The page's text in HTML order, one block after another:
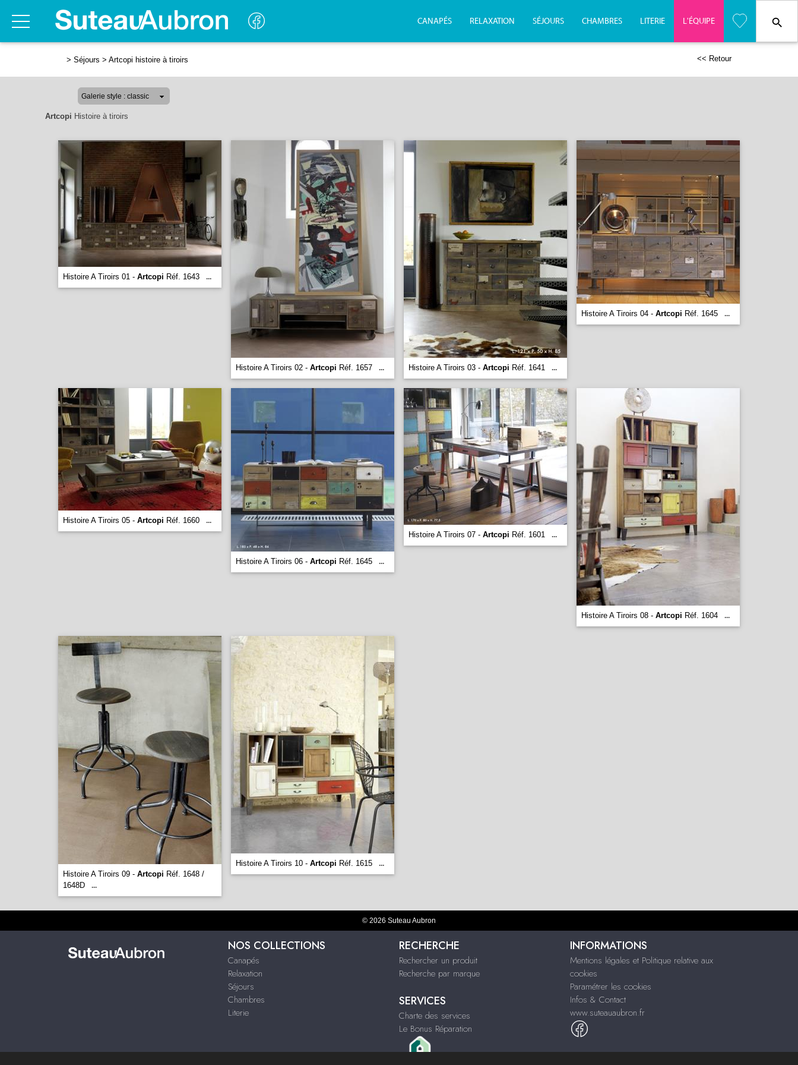
CANAPÉS RELAXATION SÉJOURS CHAMBRES LITERIE L'ÉQUIPE
> Séjours > Artcopi histoire à tiroirs << Retour
Artcopi Histoire à tiroirs
Histoire A Tiroirs 01 - Artcopi Réf. 1643 ...
Histoire A Tiroirs 02 - Artcopi Réf. 1657 ... Histoire A Tiroirs 03 - Artcopi Réf. 1641 ...
Histoire A Tiroirs 04 - Artcopi Réf. 1645 ...
Histoire A Tiroirs 05 - Artcopi Réf. 1660 ...
Histoire A Tiroirs 06 - Artcopi Réf. 1645 ...
Histoire A Tiroirs 07 - Artcopi Réf. 1601 ...
Histoire A Tiroirs 08 - Artcopi Réf. 1604 ...
Histoire A Tiroirs 09 - Artcopi Réf. 1648 /
1648D
...
Histoire A Tiroirs 10 - Artcopi Réf. 1615 ...
© 2026 Suteau Aubron
NOS COLLECTIONS
Canapés
Relaxation
Séjours
Chambres
Literie
RECHERCHE
Rechercher un produit
Recherche par marque
SERVICES
Charte des services
Le Bonus Réparation
INFORMATIONS
Mentions légales et Politique relative aux
cookies
Paramétrer les cookies
Infos & Contact
www.suteauaubron.fr